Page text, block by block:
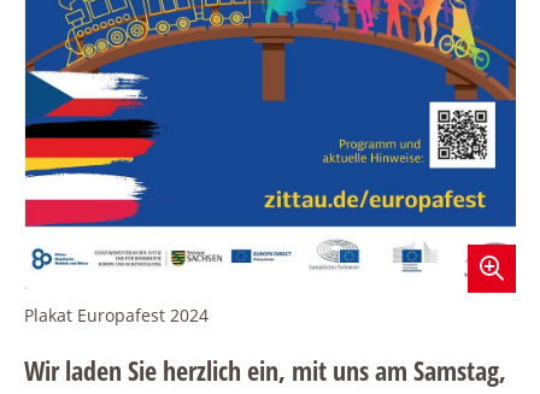
Plakat Europafest 2024
Wir laden Sie herzlich ein, mit uns am Samstag,